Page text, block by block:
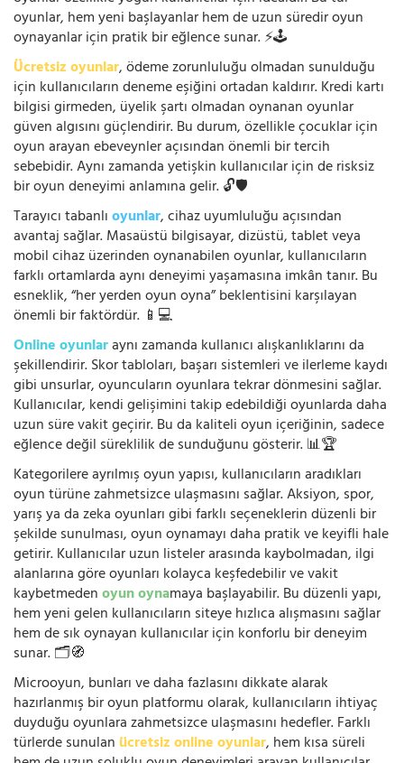
oyunlar, hem yeni başlayanlar hem de uzun süredir oyun
oynayanlar için pratik bir eğlence sunar. ⚡🕹️
Ücretsiz oyunlar, ödeme zorunluluğu olmadan sunulduğu
için kullanıcıların deneme eşiğini ortadan kaldırır. Kredi kartı
bilgisi girmeden, üyelik şartı olmadan oynanan oyunlar
güven algısını güçlendirir. Bu durum, özellikle çocuklar için
oyun arayan ebeveynler açısından önemli bir tercih
sebebidir. Aynı zamanda yetişkin kullanıcılar için de risksiz
bir oyun deneyimi anlamına gelir. 🔓🛡️
Tarayıcı tabanlıoyunlar, cihaz uyumluluğu açısından
avantaj sağlar. Masaüstü bilgisayar, dizüstü, tablet veya
mobil cihaz üzerinden oynanabilen oyunlar, kullanıcıların
farklı ortamlarda aynı deneyimi yaşamasına imkân tanır. Bu
esneklik, “her yerden oyun oyna” beklentisini karşılayan
önemli bir faktördür. 📱💻
Online oyunlaraynı zamanda kullanıcı alışkanlıklarını da
şekillendirir. Skor tabloları, başarı sistemleri ve ilerleme kaydı
gibi unsurlar, oyuncuların oyunlara tekrar dönmesini sağlar.
Kullanıcılar, kendi gelişimini takip edebildiği oyunlarda daha
uzun süre vakit geçirir. Bu da kaliteli oyun içeriğinin, sadece
eğlence değil süreklilik de sunduğunu gösterir. 📊🏆
Kategorilere ayrılmış oyun yapısı, kullanıcıların aradıkları
oyun türüne zahmetsizce ulaşmasını sağlar. Aksiyon, spor,
yarış ya da zeka oyunları gibi farklı seçeneklerin düzenli bir
şekilde sunulması, oyun oynamayı daha pratik ve keyifli hale
getirir. Kullanıcılar uzun listeler arasında kaybolmadan, ilgi
alanlarına göre oyunları kolayca keşfedebilir ve vakit
kaybetmedenoyun oynamaya başlayabilir. Bu düzenli yapı,
hem yeni gelen kullanıcıların siteye hızlıca alışmasını sağlar
hem de sık oynayan kullanıcılar için konforlu bir deneyim
sunar. 🗂️🧭
Microoyun, bunları ve daha fazlasını dikkate alarak
hazırlanmış bir oyun platformu olarak, kullanıcıların ihtiyaç
duyduğu oyunlara zahmetsizce ulaşmasını hedefler. Farklı
türlerde sunulan ücretsiz online oyunlar, hem kısa süreli